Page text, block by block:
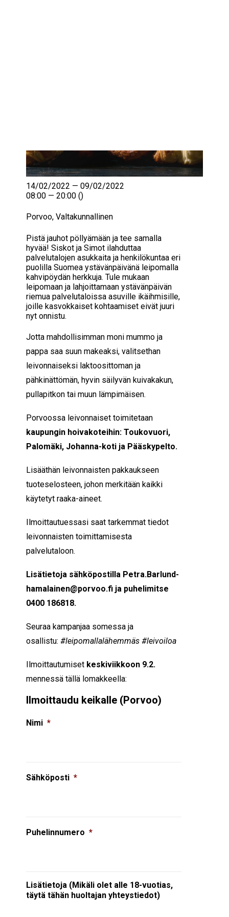
Pistä jauhot pöllyämään ja tee samalla
hyvää! Siskot ja Simot ilahduttaa
palvelutalojen asukkaita ja henkilökuntaa eri
puolilla Suomea ystävänpäivänä leipomalla
kahvipöydän herkkuja. Tule mukaan
leipomaan ja lahjoittamaan ystävänpäivän
riemua palvelutaloissa asuville ikäihmisille,
joille kasvokkaiset kohtaamiset eivät juuri
nyt onnistu.
Jotta mahdollisimman moni mummo ja
pappa saa suun makeaksi, valitsethan
leivonnaiseksi laktoosittoman ja
pähkinättömän, hyvin säilyvän kuivakakun,
pullapitkon tai muun lämpimäisen.
Porvoossa leivonnaiset toimitetaan
kaupungin hoivakoteihin: Toukovuori,
Palomäki, Johanna-koti ja Pääskypelto.
Lisääthän leivonnaisten pakkaukseen
tuoteselosteen, johon merkitään kaikki
käytetyt raaka-aineet.
Ilmoittautuessasi saat tarkemmat tiedot
leivonnaisten toimittamisesta
palvelutaloon.
Lisätietoja sähköpostilla Petra.Barlund-
hamalainen@porvoo.fi ja puhelimitse
0400 186818.
Seuraa kampanjaa somessa ja
osallistu: #leipomallalähemmäs #leivoiloa
Ilmoittautumiset keskiviikkoon 9.2.
mennessä tällä lomakkeella:
Ilmoittaudu keikalle (Porvoo)
Nimi *
Sähköposti *
Puhelinnumero *
Lisätietoja (Mikäli olet alle 18-vuotias,
täytä tähän huoltajan yhteystiedot)
14/02/2022 — 09/02/2022
08:00 — 20:00 ()
Porvoo, Valtakunnallinen